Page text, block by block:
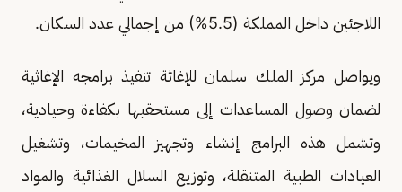
اللاجئين داخل المملكة (5.5%) من إجمالي عدد السكان.
ويواصل مركز الملك سلمان للإغاثة تنفيذ برامجه الإغاثية
لضمان وصول المساعدات إلى مستحقيها بكفاءة وحيادية،
وتشمل هذه البرامج إنشاء وتجهيز المخيمات، وتشغيل
العيادات الطبية المتنقلة، وتوزيع السلال الغذائية والمواد